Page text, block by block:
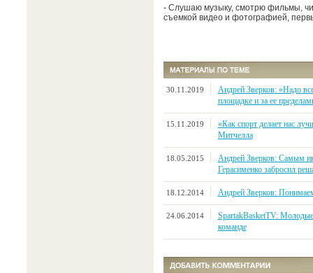
- Слушаю музыку, смотрю фильмы,
съемкой видео и фотографией,
30.11.2019
Андрей Зверков: «Надо
площадке и за ее
15.11.2019
«Как спорт делает нас
Митчелла
18.05.2015
Андрей Зверков: Самым
Герасименко забросил
18.12.2014 Андрей Зверков:
24.06.2014
SpartakBasketTV:
команде